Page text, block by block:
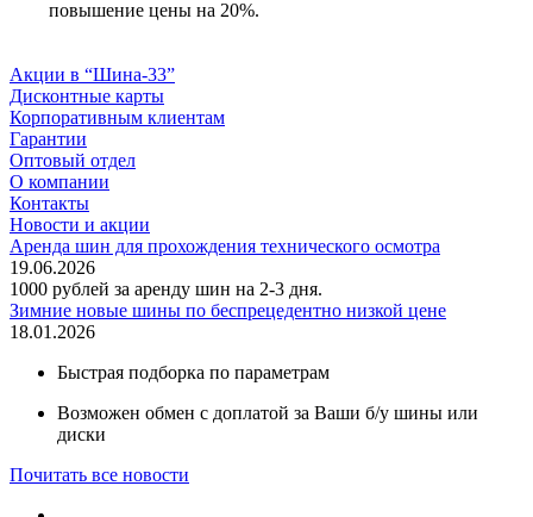
повышение цены на 20%.
Акции в “Шина-33”
Дисконтные карты
Корпоративным клиентам
Гарантии
Оптовый отдел
О компании
Контакты
Новости и акции
Аренда шин для прохождения технического осмотра
19.06.2026
1000 рублей за аренду шин на 2-3 дня.
Зимние новые шины по беспрецедентно низкой цене
18.01.2026
Быстрая подборка по параметрам
Возможен обмен с доплатой за Ваши б/у шины или
диски
Почитать все новости